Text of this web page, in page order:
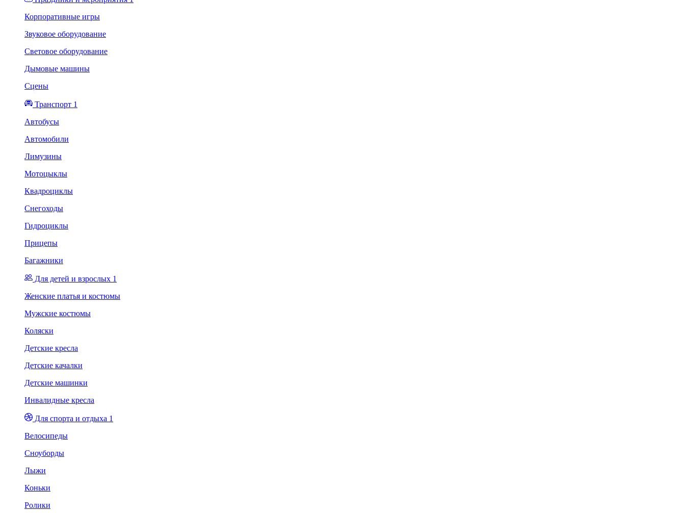
Корпоративные игры
Звуковое оборудование
Световое оборудование
Дымовые машины
Сцены
Транспорт 1
Автобусы
Автомобили
Лимузины
Мотоцыклы
Квадроциклы
Снегоходы
Гидроциклы
Прицепы
Багажники
Для детей и взрослых 1
Женские платья и костюмы
Мужские костюмы
Коляски
Детские кресла
Детские качалки
Детские машинки
Инвалидные кресла
Для спорта и отдыха 1
Велосипеды
Сноуборды
Лыжи
Коньки
Ролики